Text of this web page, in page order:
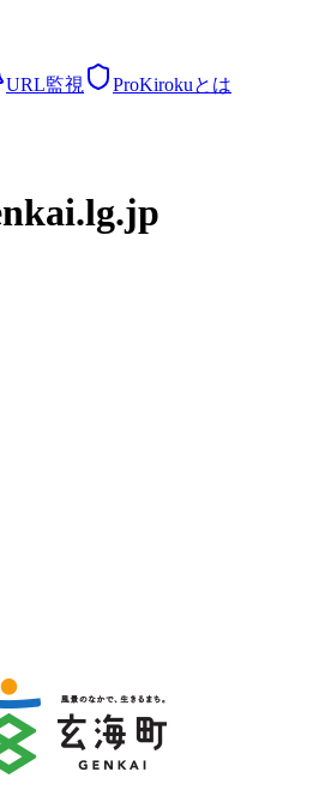
URL監視 ProKirokuとは